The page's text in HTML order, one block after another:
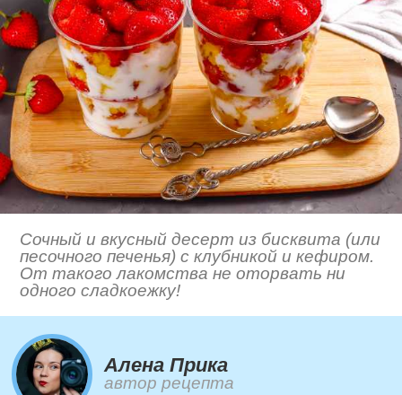
Сочный и вкусный десерт из бисквита (или
песочного печенья) с клубникой и кефиром.
От такого лакомства не оторвать ни
одного сладкоежку!
Алена Прика
автор рецепта